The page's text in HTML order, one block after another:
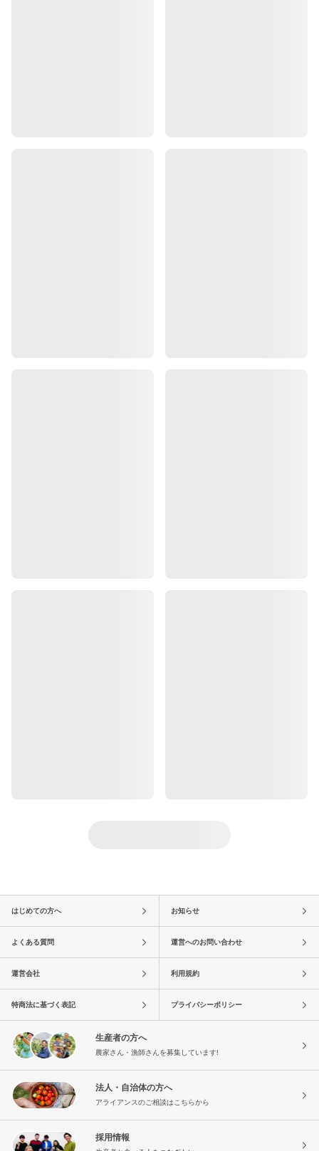
はじめての方へ お知らせ
よくある質問 運営へのお問い合わせ
運営会社 利用規約
特商法に基づく表記 プライバシーポリシー
生産者の方へ
農家さん・漁師さんを募集しています!
法人・自治体の方へ
アライアンスのご相談はこちらから
採用情報